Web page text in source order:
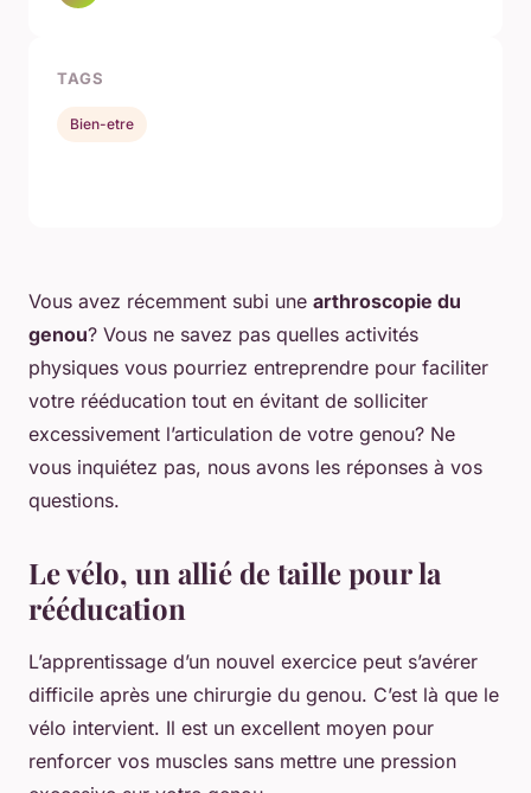
Vous avez récemment subi une arthroscopie du
genou? Vous ne savez pas quelles activités
physiques vous pourriez entreprendre pour faciliter
votre rééducation tout en évitant de solliciter
excessivement l’articulation de votre genou? Ne
vous inquiétez pas, nous avons les réponses à vos
questions.
Le vélo, un allié de taille pour la
rééducation
L’apprentissage d’un nouvel exercice peut s’avérer
difficile après une chirurgie du genou. C’est là que le
vélo intervient. Il est un excellent moyen pour
renforcer vos muscles sans mettre une pression
TAGS
Bien-etre